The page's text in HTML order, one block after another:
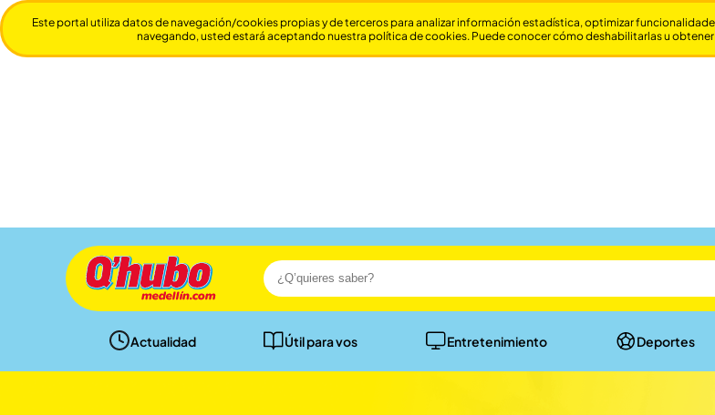
Actualidad Útil para vos Entretenimiento Deportes
Este portal utiliza datos de navegación/cookies propias y de terceros para analizar información estadística, optimizar
navegando, usted estará aceptando nuestra política de cookies. Puede conocer cómo deshabilitarlas u